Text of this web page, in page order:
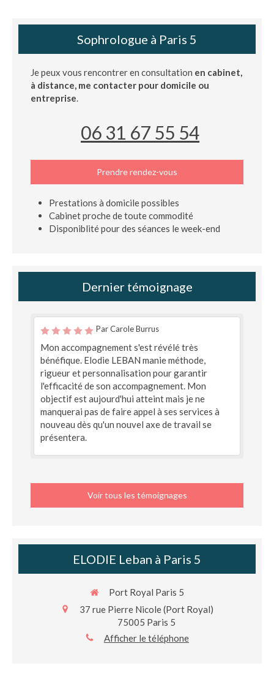
Sophrologue à Paris 5
Je peux vous rencontrer en consultation en cabinet,
à distance, me contacter pour domicile ou
entreprise.
06 31 67 55 54
Prendre rendez-vous
Prestations à domicile possibles
Cabinet proche de toute commodité
Disponiblité pour des séances le week-end
Dernier témoignage
Par Carole Burrus
Mon accompagnement s'est révélé très
bénéfique. Elodie LEBAN manie méthode,
rigueur et personnalisation pour garantir
l'efficacité de son accompagnement. Mon
objectif est aujourd'hui atteint mais je ne
manquerai pas de faire appel à ses services à
nouveau dès qu'un nouvel axe de travail se
présentera.
Voir tous les témoignages
ELODIE Leban à Paris 5
Port Royal Paris 5
37 rue Pierre Nicole (Port Royal)
75005 Paris 5
Afficher le téléphone